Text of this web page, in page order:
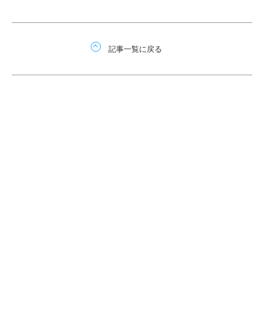
記事一覧に戻る